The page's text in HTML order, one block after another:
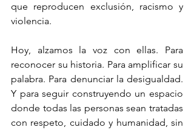
que reproducen exclusión, racismo y
violencia.
Hoy, alzamos la voz con ellas. Para
reconocer su historia. Para amplificar su
palabra. Para denunciar la desigualdad.
Y para seguir construyendo un espacio
donde todas las personas sean tratadas
con respeto, cuidado y humanidad, sin